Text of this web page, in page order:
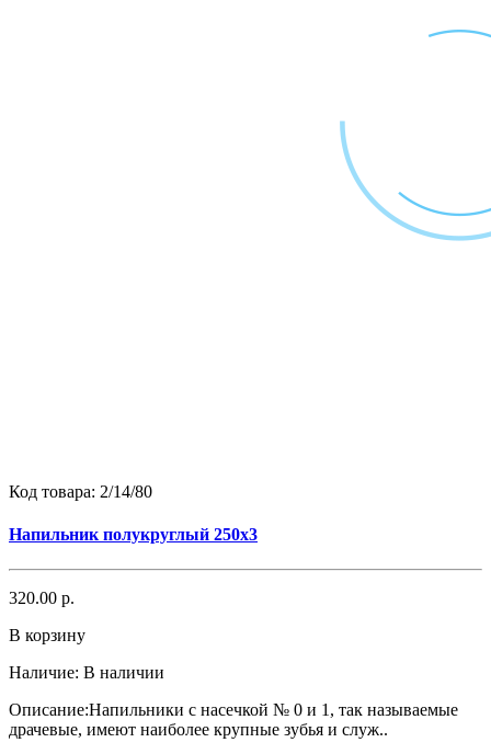
Код товара: 2/14/80
Напильник полукруглый 250х3
320.00 р.
В корзину
Наличие: В наличии
Описание:Напильники с насечкой № 0 и 1, так называемые
драчевые, имеют наиболее крупные зубья и служ..